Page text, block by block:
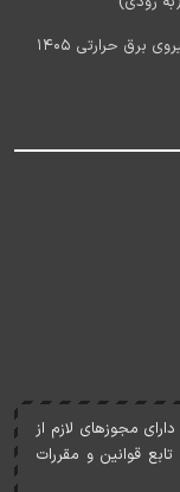
آخرین اخبار استخدام شرکت مادر تخصصی تولید نیروی برق حرارتی 1405
مجوزهای لازم از
قوانين و مقررات